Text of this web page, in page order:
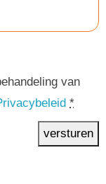
van
*
versturen